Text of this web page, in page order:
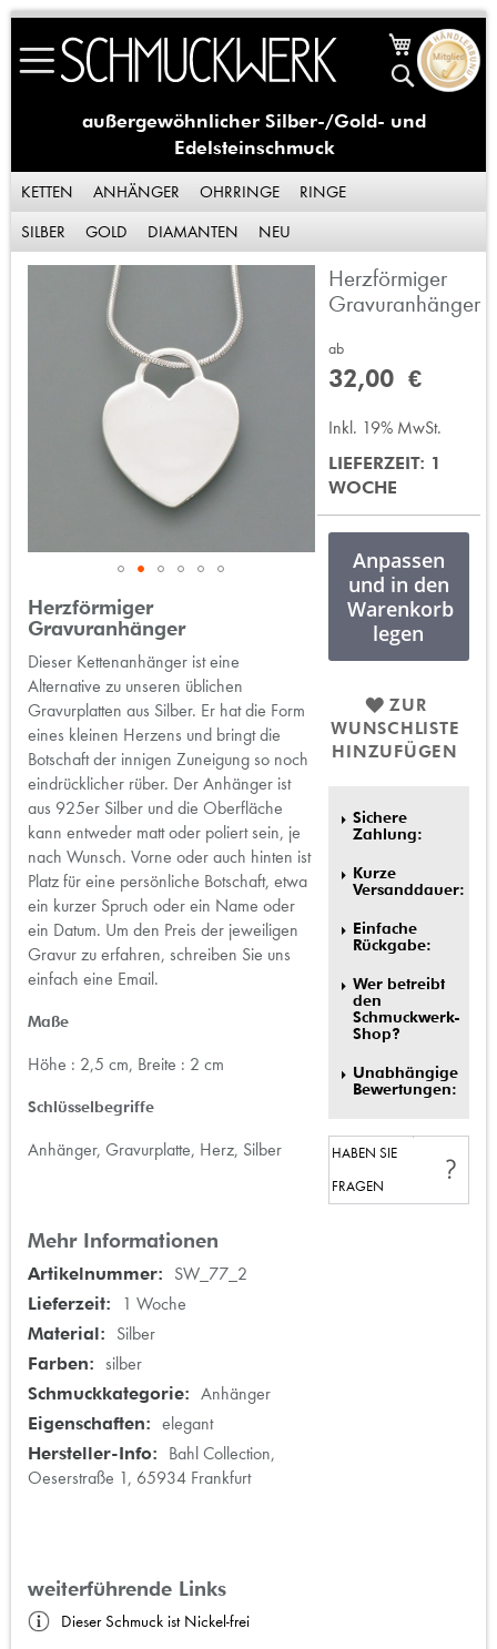
to
Content
Mein
Suche
außergewöhnlicher Silber-/Gold- und
Edelsteinschmuck
KETTEN ANHÄNGER OHRRINGE
RINGE
SILBER
GOLD DIAMANTEN NEU
Zum
Anfang
der
Bildergalerie
springen
Herzförmiger
Gravuranhänger
ab
32,00 €
Inkl. 19% MwSt.
LIEFERZEIT: 1
WOCHE
Anpassen
und in den
Warenkorb
legen
ZUR
WUNSCHLISTE
HINZUFÜGEN
Sichere
Zahlung:
Kurze
Versanddauer:
Einfache
Rückgabe:
Wer betreibt
den
Schmuckwerk-
Shop?
Unabhängige
Bewertungen:
HABEN SIE
FRAGEN
Herzförmiger
Gravuranhänger
Dieser Kettenanhänger ist eine
Alternative zu unseren üblichen
Gravurplatten aus Silber. Er hat die Form
eines kleinen Herzens und bringt die
Botschaft der innigen Zuneigung so noch
eindrücklicher rüber. Der Anhänger ist
aus 925er Silber und die Oberfläche
kann entweder matt oder poliert sein, je
nach Wunsch. Vorne oder auch hinten ist
Platz für eine persönliche Botschaft, etwa
ein kurzer Spruch oder ein Name oder
ein Datum. Um den Preis der jeweiligen
Gravur zu erfahren, schreiben Sie uns
einfach eine Email.
Maße
Höhe : 2,5 cm, Breite : 2 cm
Schlüsselbegriffe
Anhänger, Gravurplatte, Herz, Silber
Mehr Informationen
Mehr
Informationen
SW_77_2
1 Woche
Silber
silber
Anhänger
elegant
Bahl Collection,
Oeserstraße 1, 65934 Frankfurt
weiterführende Links
Dieser Schmuck ist Nickel-frei